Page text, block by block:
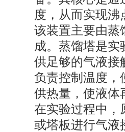
度，从而实现
该装置主要由蒸
成。蒸馏塔是
供足够的气液接
负责控制温度，
供热量，使液体
在实验过程中，
或塔板进行气液